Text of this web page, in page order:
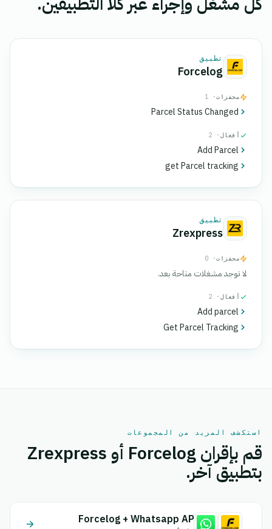
تطبيق
Forcelog
محفزات· 1
Parcel Status Changed
أفعال · 2
Add Parcel
get Parcel tracking
تطبيق
Zrexpress
محفزات· 0
لا توجد مشغلات متاحة بعد.
أفعال · 2
Add parcel
Get Parcel Tracking
استكشف المزيد من المجموعات
قم بإقران Forcelog أو Zrexpress
بتطبيق آخر.
Forcelog + Whatsapp API